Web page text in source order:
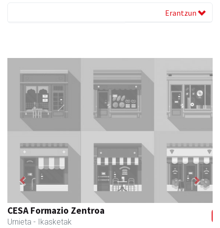
Erantzun
Urnietako Udala
Urnieta - Udaletxeak
Previous Next